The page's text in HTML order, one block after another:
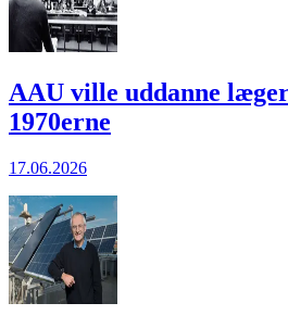
AAU ville uddanne
1970erne
17.06.2026